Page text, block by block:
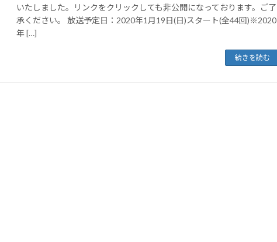
いたしました。リンクをクリックしても非公開になっております。ご了
承ください。 放送予定日：2020年1月19日(日)スタート(全44回)※2020
年 […]
続きを読む